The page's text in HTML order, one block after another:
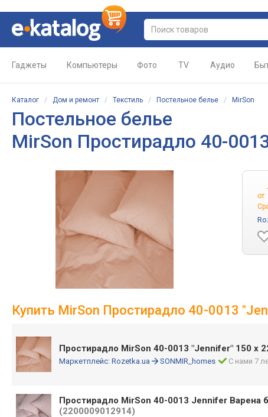
Гаджеты Компьютеры Фото TV Аудио
Каталог / Дом и ремонт / Текстиль / Постельное белье / MirSon
Постельное белье
MirSon Простирадло 40-
от
Купить MirSon Простирадло 40-0013
Простирадло MirSon 40-0013 "Jennifer" 150 х
Маркетплейс: Rozetka.ua SONMIR_homes С нами 7
Простирадло MirSon 40-0013 Jennifer Варена
(2200009012914)